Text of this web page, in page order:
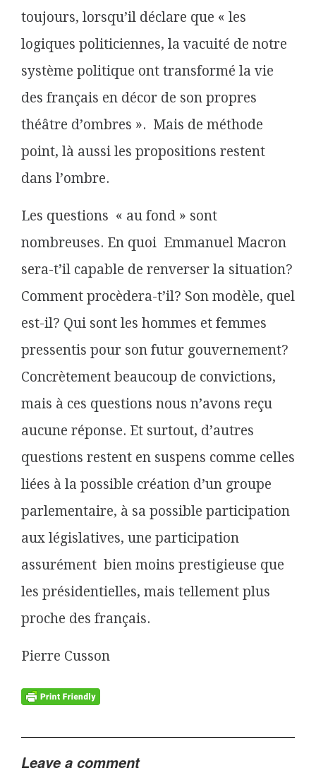
toujours, lorsqu’il déclare que « les
logiques politiciennes, la vacuité de notre
système politique ont transformé la vie
des français en décor de son propres
théâtre d’ombres ». Mais de méthode
point, là aussi les propositions restent
dans l’ombre.
Les questions « au fond » sont
nombreuses. En quoi Emmanuel Macron
sera-t’il capable de renverser la situation?
Comment procèdera-t’il? Son modèle, quel
est-il? Qui sont les hommes et femmes
pressentis pour son futur gouvernement?
Concrètement beaucoup de convictions,
mais à ces questions nous n’avons reçu
aucune réponse. Et surtout, d’autres
questions restent en suspens comme celles
liées à la possible création d’un groupe
parlementaire, à sa possible participation
aux législatives, une participation
assurément bien moins prestigieuse que
les présidentielles, mais tellement plus
proche des français.
Pierre Cusson
Leave a comment